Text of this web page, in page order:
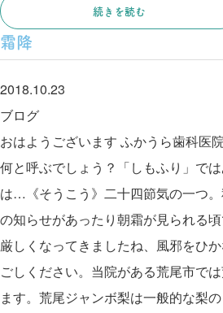
続きを読む
霜降
2018.10.23
ブログ
おはようございます ふかうら歯科医
何と呼ぶでしょう？「しもふり」で
は…《そうこう》二十四節気の一つ
の知らせがあったり朝霜が見られる
厳しくなってきましたね、風邪をひ
ごしください。当院がある荒尾市で
ます。荒尾ジャンボ梨は一般的な梨